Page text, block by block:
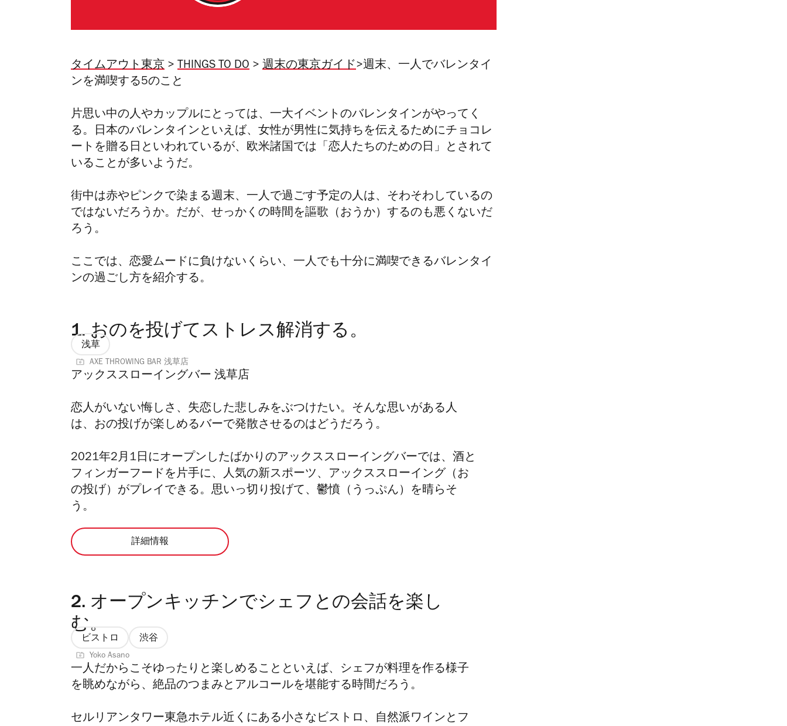
タイムアウト東京 > THINGS TO DO > 週末の東京ガイド>週末、一人でバレンタイ
ンを満喫する5のこと
片思い中の人やカップルにとっては、一大イベントのバレンタインがやってく
る。日本のバレンタインといえば、女性が男性に気持ちを伝えるためにチョコレ
ートを贈る日といわれているが、欧米諸国では「恋人たちのための日」とされて
いることが多いようだ。
街中は赤やピンクで染まる週末、一人で過ごす予定の人は、そわそわしているの
ではないだろうか。だが、 せっかくの時間を謳歌（おうか）するのも悪くないだ
ろう。
ここでは、恋愛ムードに負けないくらい、一人でも十分に満喫できるバレンタイ
ンの過ごし方を紹介する。
1. おのを投げてストレス解消する。
浅草
AXE THROWING BAR 浅草店
アックススローイングバー 浅草店
恋人がいない悔しさ、失恋した悲しみをぶつけたい。そんな思いがある人
は、おの投げが楽しめるバーで発散させるのはどうだろう。
2021年2月1日にオープンしたばかりのアックススローイングバーでは、酒と
フィンガーフードを片手に、人気の新スポーツ、アックススローイング（お
の投げ）がプレイできる。思いっ切り投げて、鬱憤（うっぷん）を晴らそ
う。
詳細情報
2. オープンキッチンでシェフとの会話を楽し
む。
ビストロ 渋谷
Yoko Asano
一人だからこそゆったりと楽しめることといえば、 シェフが料理を作る様子
を眺めながら、 絶品のつまみとアルコールを堪能する時間だろう。
セルリアンタワー東急ホテル近くにある小さなビストロ、自然派ワインとフ